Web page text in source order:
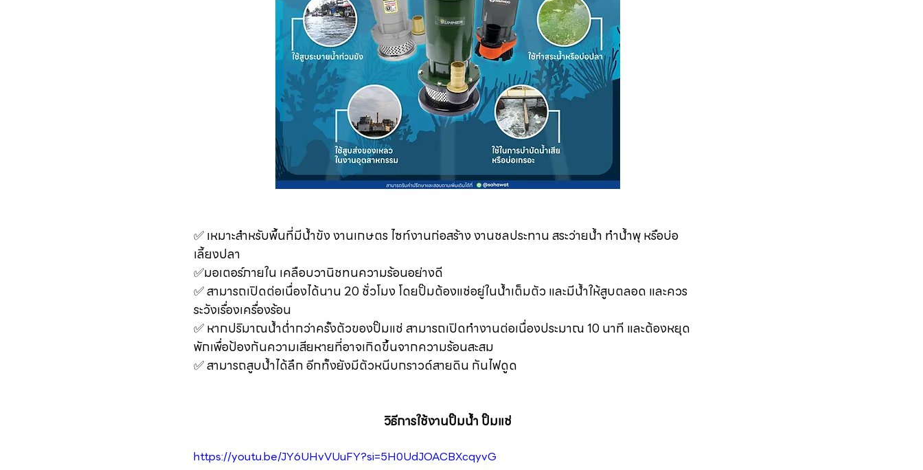
✅ เหมาะสำหรับพื้นที่มีน้ำขัง งานเกษตร ไซท์งานก่อสร้าง งานชลประทาน สระว่ายน้ำ ทำน้ำพุ หรือบ่อ
เลี้ยงปลา
✅มอเตอร์ภายใน เคลือบวานิชทนความร้อนอย่างดี
✅ สามารถเปิดต่อเนื่องได้นาน 20 ชั่วโมง โดยปั๊มต้องแช่อยู่ในน้ำเต็มตัว และมีน้ำให้สูบตลอด และควร
ระวังเรื่องเครื่องร้อน
✅ หากปริมาณน้ำต่ำกว่าครั้งตัวของปั๊มแช่ สามารถเปิดทำงานต่อเนื่องประมาณ 10 นาที และต้องหยุด
พักเพื่อป้องกันความเสียหายที่อาจเกิดขึ้นจากความร้อนสะสม
✅ สามารถสูบน้ำได้ลึก อีกทั้งยังมีตัวหนีบกราวด์สายดิน กันไฟดูด
วิธีการใช้งานปั๊มน้ำ ปั๊มแช่
https://youtu.be/JY6UHvVUuFY?si=5H0UdJOACBXcqyvG